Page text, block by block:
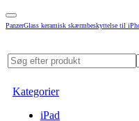
PanzerGlass keramisk skærmbeskyttelse til
Kategorier
iPad